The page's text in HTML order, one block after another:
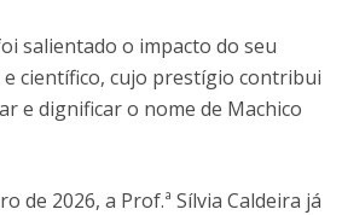
salientado o impacto do seu
e científico, cujo prestígio contribui
e dignificar o nome de Machico
de 2026, a Prof.ª Sílvia Caldeira já